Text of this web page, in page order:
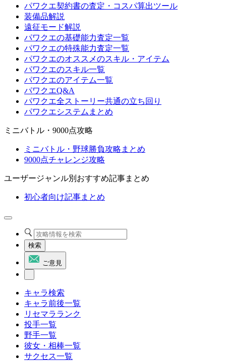
パワクエ契約書の査定・コスパ算出ツール
装備品解説
遠征モード解説
パワクエの基礎能力査定一覧
パワクエの特殊能力査定一覧
パワクエのオススメのスキル・アイテム
パワクエのスキル一覧
パワクエのアイテム一覧
パワクエQ&A
パワクエ全ストーリー共通の立ち回り
パワクエシステムまとめ
ミニバトル・9000点攻略
ミニバトル・野球勝負攻略まとめ
9000点チャレンジ攻略
ユーザージャンル別おすすめ記事まとめ
初心者向け記事まとめ
検索
ご意見
キャラ検索
キャラ前後一覧
リセマラランク
投手一覧
野手一覧
彼女・相棒一覧
サクセス一覧